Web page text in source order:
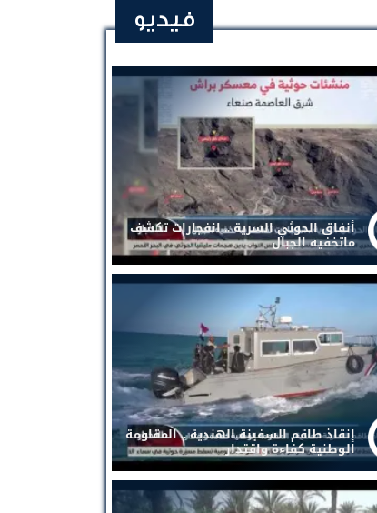
فيديو
أنفاق الحوثي السرية .. انفجارات تكشف
ماتخفيه الجبال
إنقاذ طاقم السفينة الهندية .. المقاومة
الوطنية كفاءة واقتدار